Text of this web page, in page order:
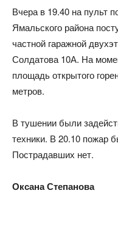
Вчера в 19.40 на пульт
Ямальского района
частной гаражной
Солдатова 10А. На
площадь открытого
метров.
В тушении были
техники. В 20.10 пожар
Пострадавших нет.
Оксана Степанова